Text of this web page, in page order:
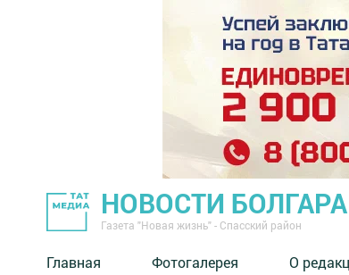
НОВОСТИ БОЛГАРА
Газета "Новая жизнь" - Спасский район
Главная Фотогалерея О